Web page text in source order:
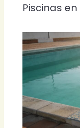
Piscinas